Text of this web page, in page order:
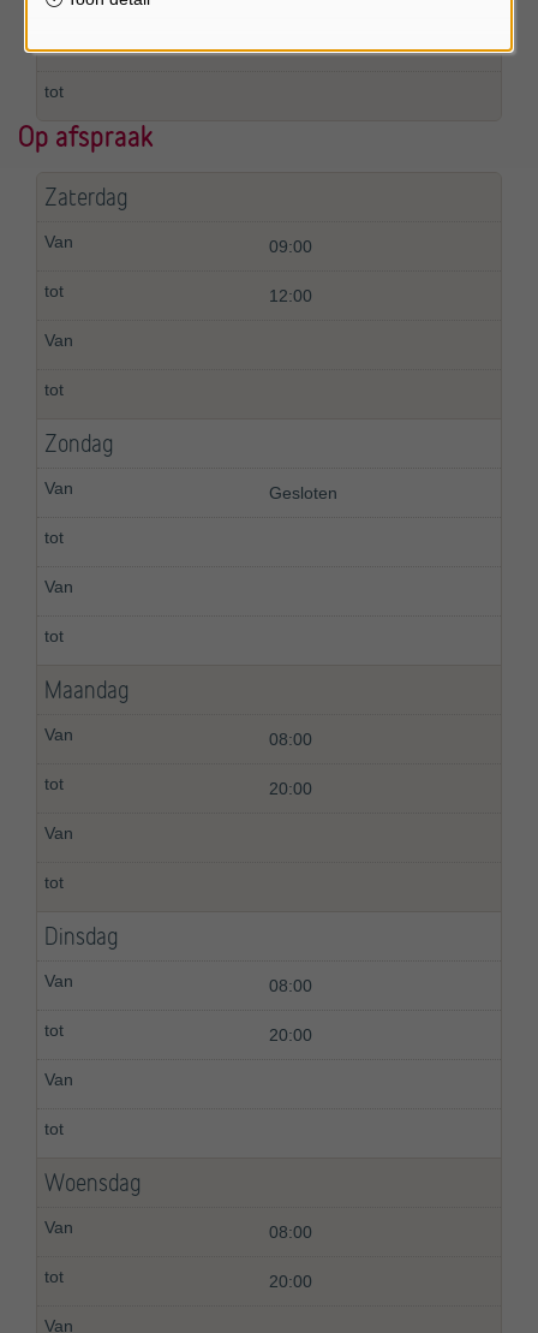
Op afspraak
Zaterdag
09:00
12:00
Zondag
Gesloten
Maandag
08:00
20:00
Dinsdag
08:00
20:00
Woensdag
08:00
20:00